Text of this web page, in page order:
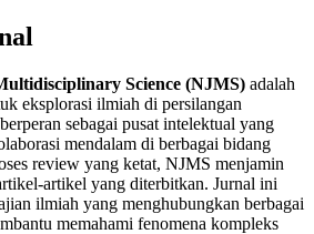
Science (NJMS) adalah
eksplorasi ilmiah di persilangan
sebagai pusat intelektual yang
mendalam di berbagai bidang
review yang ketat, NJMS menjamin
artikel yang diterbitkan. Jurnal ini
ilmiah yang menghubungkan berbagai
memahami fenomena kompleks